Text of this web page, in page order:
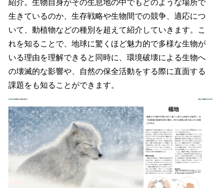
紹介。生物自身がその生息地の中でもどのような場所で
生きているのか、生存戦略や生物間での競争、適応につ
いて、動植物などの種別を超えて紹介していきます。こ
れを知ることで、地球に驚くほど魅力的で多様な生物が
いる理由を理解できると同時に、環境破壊による生物へ
の壊滅的な影響や、自然の保全活動をする際に直面する
課題をも知ることができます。